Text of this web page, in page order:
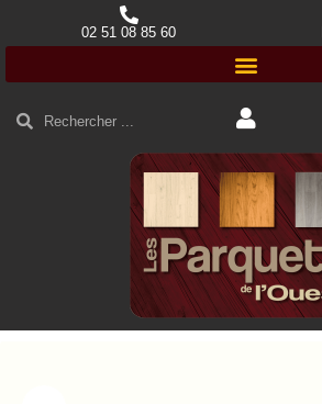
02 51 08 85 60